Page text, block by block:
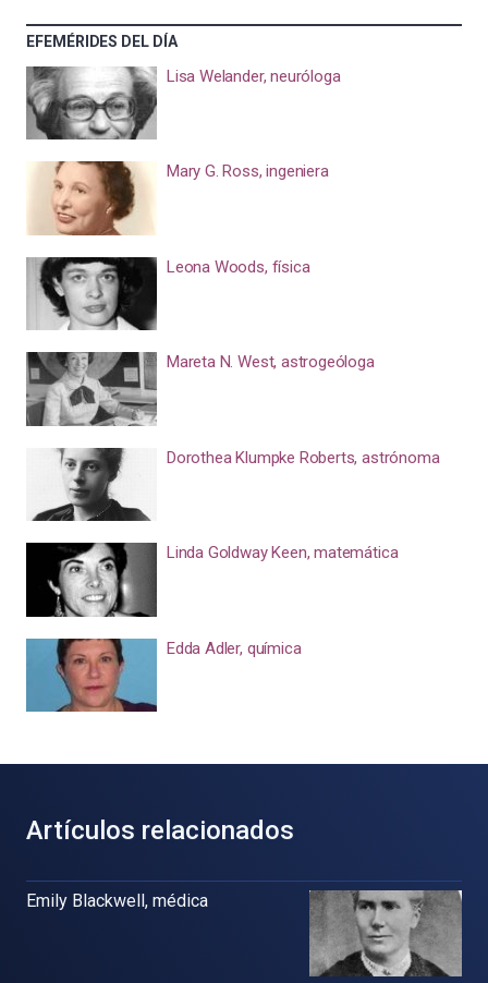
EFEMÉRIDES DEL DÍA
Lisa Welander, neuróloga
Mary G. Ross, ingeniera
Leona Woods, física
Mareta N. West, astrogeóloga
Dorothea Klumpke Roberts, astrónoma
Linda Goldway Keen, matemática
Edda Adler, química
Artículos relacionados
Emily Blackwell, médica